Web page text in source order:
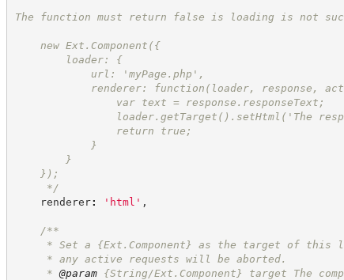
The function must return false is loading is not
new Ext.Component({
loader: {
url: 'myPage.php',
renderer: function(loader, response,
var text = response.responseText;
loader.getTarget().setHtml('The
return true;
}
}
});
*/
renderer: ' html ' ,
/**
* Set a {Ext.Component}
as the target of this
* any active requests will be aborted.
* @param {String/Ext.Component} target The